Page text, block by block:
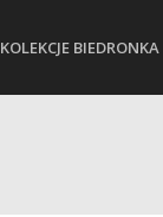
KOLEKCJE BIEDRONKA